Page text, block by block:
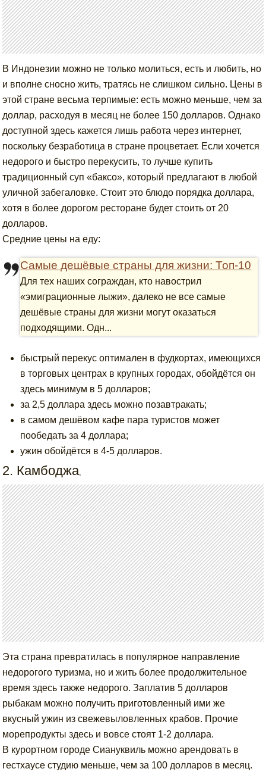
В Индонезии можно не только молиться, есть и любить, но
и вполне сносно жить, тратясь не слишком сильно. Цены в
этой стране весьма терпимые: есть можно меньше, чем за
доллар, расходуя в месяц не более 150 долларов. Однако
доступной здесь кажется лишь работа через интернет,
поскольку безработица в стране процветает. Если хочется
недорого и быстро перекусить, то лучше купить
традиционный суп «баксо», который предлагают в любой
уличной забегаловке. Стоит это блюдо порядка доллара,
хотя в более дорогом ресторане будет стоить от 20
долларов.
Средние цены на еду:
Самые дешёвые страны для жизни: Топ-10
Для тех наших сограждан, кто навострил
«эмиграционные лыжи», далеко не все самые
дешёвые страны для жизни могут оказаться
подходящими. Одн...
быстрый перекус оптимален в фудкортах, имеющихся
в торговых центрах в крупных городах, обойдётся он
здесь минимум в 5 долларов;
за 2,5 доллара здесь можно позавтракать;
в самом дешёвом кафе пара туристов может
пообедать за 4 доллара;
ужин обойдётся в 4-5 долларов.
2. Камбоджа,
Эта страна превратилась в популярное направление
недорогого туризма, но и жить более продолжительное
время здесь также недорого. Заплатив 5 долларов
рыбакам можно получить приготовленный ими же
вкусный ужин из свежевыловленных крабов. Прочие
морепродукты здесь и вовсе стоят 1-2 доллара.
В курортном городе Сиануквиль можно арендовать в
гестхаусе студию меньше, чем за 100 долларов в месяц.